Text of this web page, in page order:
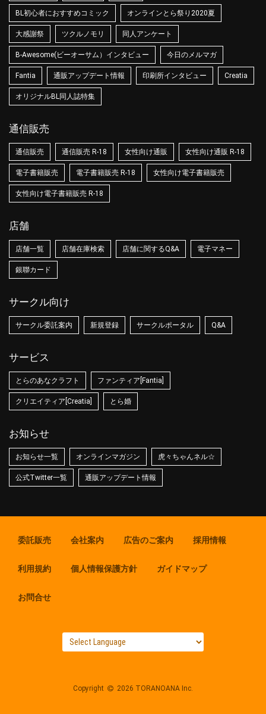
BL初心者におすすめコミック オンラインとら祭り2020夏
大感謝祭 ツクルノモリ 同人アンケート
B-Awesome(ビーオーサム）インタビュー 今日のメルマガ
Fantia 通販アップデート情報 印刷所インタビュー Creatia
オリジナルBL同人誌特集
通信販売
通信販売 通信販売 R-18 女性向け通販 女性向け通販 R-18
電子書籍販売 電子書籍販売 R-18 女性向け電子書籍販売
女性向け電子書籍販売 R-18
店舗
店舗一覧 店舗在庫検索 店舗に関するQ&A 電子マネー
銀聯カード
サークル向け
サークル委託案内 新規登録 サークルポータル Q&A
サービス
とらのあなクラフト ファンティア[Fantia]
クリエイティア[Creatia] とら婚
お知らせ
お知らせ一覧 オンラインマガジン 虎々ちゃんネル☆
公式Twitter一覧 通販アップデート情報
委託販売 会社案内 広告のご案内 採用情報
利用規約 個人情報保護方針 ガイドマップ
お問合せ
Copyright 2026 TORANOANA Inc.